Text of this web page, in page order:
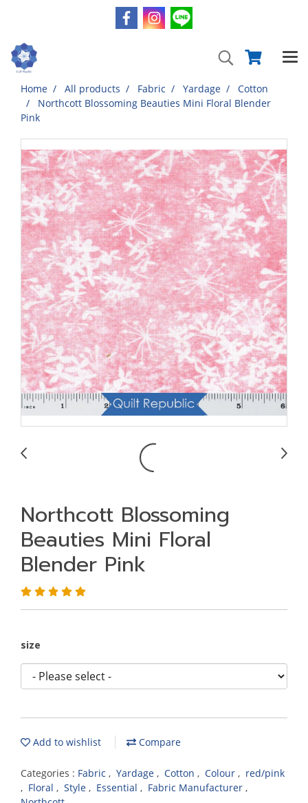
Home All products Fabric Yardage
Cotton
Northcott Blossoming Beauties Mini Floral Blender
Pink
Northcott Blossoming
Beauties Mini Floral
Blender Pink
size
Add to wishlist Compare
Categories : Fabric , Yardage , Cotton , Colour , red/pink
, Floral , Style , Essential , Fabric Manufacturer ,